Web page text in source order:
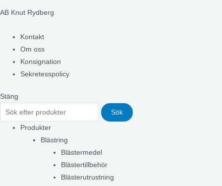
AB Knut Rydberg
Kontakt
Om oss
Konsignation
Sekretesspolicy
Stäng
Sök
Produkter
Blästring
Blästermedel
Blästertillbehör
Blästerutrustning